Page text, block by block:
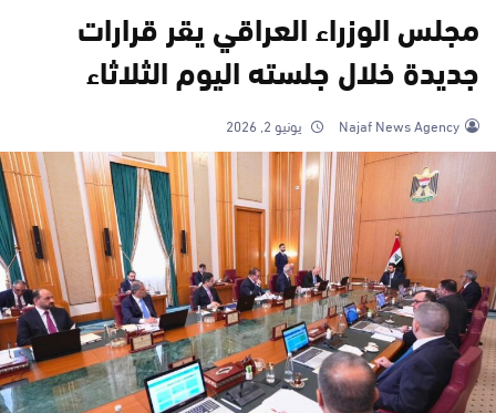
مجلس الوزراء العراقي يقر قرارات
جديدة خلال جلسته اليوم الثلاثاء
Najaf News Agency يونيو 2, 2026